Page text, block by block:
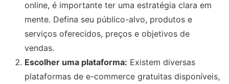
online, é importante ter uma estratégia clara em
mente. Defina seu público-alvo, produtos e
serviços oferecidos, preços e objetivos de
vendas.
Escolher uma plataforma: Existem diversas
plataformas de e-commerce gratuitas disponíveis,